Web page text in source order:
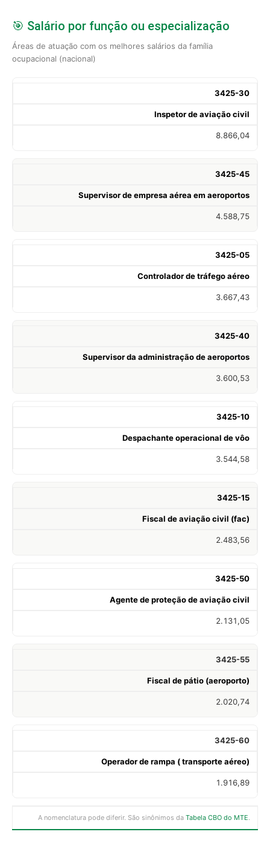
🎯 Salário por função ou especialização
Áreas de atuação com os melhores salários da família
ocupacional (nacional)
3425-30
Inspetor de aviação civil
8.866,04
3425-45
Supervisor de empresa aérea em aeroportos
4.588,75
3425-05
Controlador de tráfego aéreo
3.667,43
3425-40
Supervisor da administração de aeroportos
3.600,53
3425-10
Despachante operacional de vôo
3.544,58
3425-15
Fiscal de aviação civil (fac)
2.483,56
3425-50
Agente de proteção de aviação civil
2.131,05
3425-55
Fiscal de pátio (aeroporto)
2.020,74
3425-60
Operador de rampa ( transporte aéreo)
1.916,89
A nomenclatura pode diferir. São sinônimos da Tabela CBO do MTE.